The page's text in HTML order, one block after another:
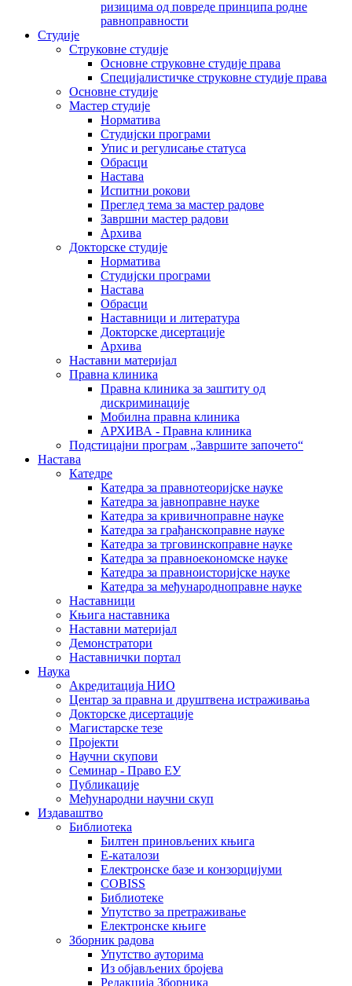
ризицима од повреде принципа родне
равноправности
Студије
Струковне студије
Основне струковне студије права
Специјалистичке струковне студије права
Основне студије
Мастер студије
Норматива
Студијски програми
Упис и регулисање статуса
Обрасци
Настава
Испитни рокови
Преглед тема за мастер радове
Завршни мастер радови
Архива
Докторске студије
Норматива
Студијски програми
Настава
Обрасци
Наставници и литература
Докторске дисертације
Архива
Наставни материјал
Правна клиника
Правна клиника за заштиту од
дискриминације
Мобилна правна клиника
АРХИВА - Правна клиника
Подстицајни програм „Завршите започето“
Настава
Катедре
Катедра за правнотеоријске науке
Катедра за јавноправне науке
Катедра за кривичноправне науке
Катедра за грађанскоправне науке
Катедра за трговинскоправне науке
Катедра за правноекономске науке
Катедра за правноисторијске науке
Катедра за међународноправне науке
Наставници
Књига наставника
Наставни материјал
Демонстратори
Наставнички портал
Наука
Акредитација НИО
Центар за правна и друштвена истраживања
Докторске дисертације
Магистарске тезе
Пројекти
Научни скупови
Семинар - Право ЕУ
Публикације
Међународни научни скуп
Издаваштво
Библиотека
Билтен приновљених књига
Е-каталози
Електронске базе и конзорцијуми
COBISS
Библиотеке
Упутство за претраживање
Електронске књиге
Зборник радова
Упутство ауторима
Из објављених бројева
Редакција Зборника